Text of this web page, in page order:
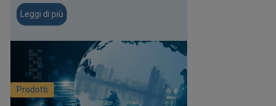
Leggi di più
Prodotti